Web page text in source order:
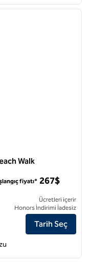
Walk
için otel detaylarını
fiyatı* 267$
Ücretleri içerir
Honors İndirimi İadesiz
Tarih Seç